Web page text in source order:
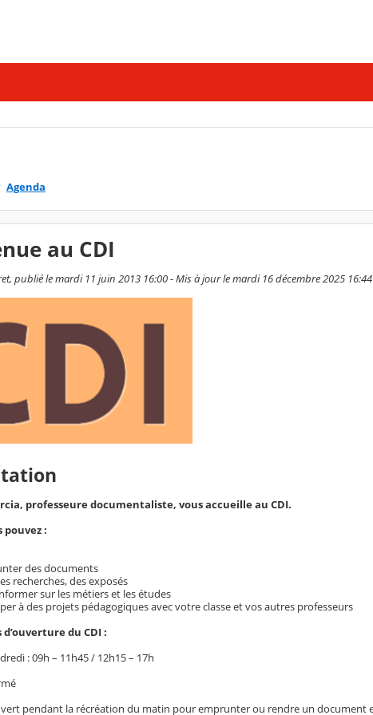
Agenda
au CDI
publié le mardi 11 juin 2013 16:00 - Mis à jour le mardi 16 décembre 2025 16:44
professeure documentaliste, vous accueille au CDI.
pouvez :
des documents
recherches, des exposés
sur les métiers et les études
à des projets pédagogiques avec votre classe et vos autres professeurs
du CDI :
: 09h – 11h45 / 12h15 – 17h
pendant la récréation du matin pour emprunter ou rendre un document